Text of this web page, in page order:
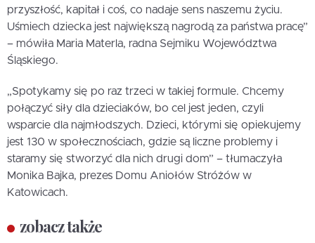
przyszłość, kapitał i coś, co nadaje sens naszemu życiu.
Uśmiech dziecka jest największą nagrodą za państwa pracę”
– mówiła Maria Materla, radna Sejmiku Województwa
Śląskiego.
„Spotykamy się po raz trzeci w takiej formule. Chcemy
połączyć siły dla dzieciaków, bo cel jest jeden, czyli
wsparcie dla najmłodszych. Dzieci, którymi się opiekujemy
jest 130 w społecznościach, gdzie są liczne problemy i
staramy się stworzyć dla nich drugi dom” – tłumaczyła
Monika Bajka, prezes Domu Aniołów Stróżów w
Katowicach.
zobacz także